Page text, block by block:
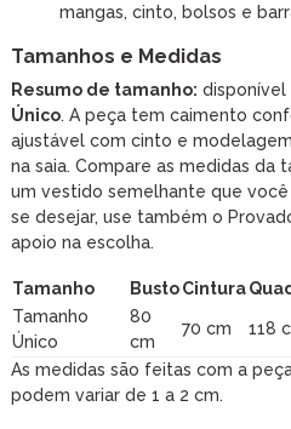
mangas, cinto, bolsos e
Tamanhos e Medidas
Resumo de tamanho: disponível
Único. A peça tem caimento
ajustável com cinto e
na saia. Compare as medidas da
um vestido semelhante que
se desejar, use também o
apoio na escolha.
Tamanho BustoCintura
Tamanho
Único
80
cm
70 cm 118
As medidas são feitas com a
podem variar de 1 a 2 cm.